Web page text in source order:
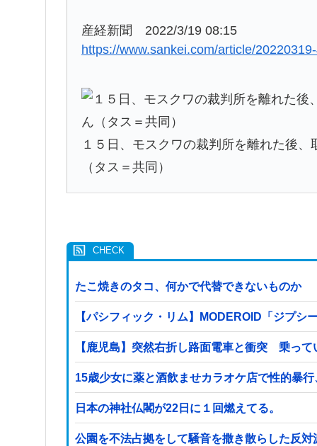
産経新聞 2022/3/19 08:15
https://www.sankei.com/article/
１５日、モスクワの裁判所を離れた後
（タス＝共同）
たこ焼きのタコ、何かで代替できないものか
【パシフィック・リム】MODEROID「ジプ
【鹿児島】突然右折し路面電車と衝突 乗っ
15歳少女に薬と酒飲ませカラオケ店で性的
日本の神社仏閣が22日に１回燃えてる。
公園を不法占拠をして騒音を撒き散らした反